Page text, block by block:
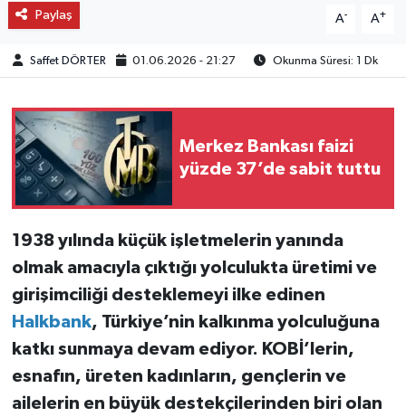
Paylaş A- A+
Saffet DÖRTER 01.06.2026 - 21:27 Okunma Süresi: 1 Dk
Merkez Bankası faizi
yüzde 37’de sabit tuttu
1938 yılında küçük işletmelerin yanında
olmak amacıyla çıktığı yolculukta üretimi ve
girişimciliği desteklemeyi ilke edinen
Halkbank, Türkiye’nin kalkınma yolculuğuna
katkı sunmaya devam ediyor. KOBİ’lerin,
esnafın, üreten kadınların, gençlerin ve
ailelerin en büyük destekçilerinden biri olan
FİNANS